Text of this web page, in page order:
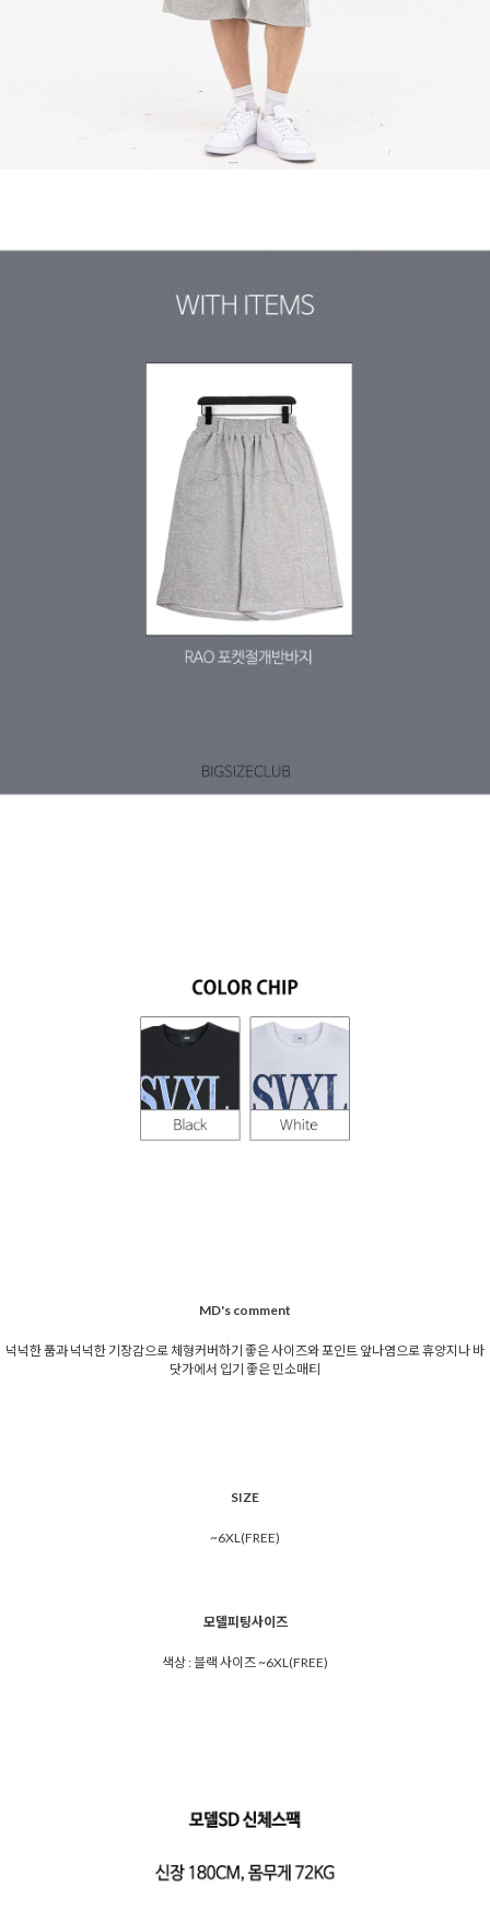
MD's comment
넉넉한 품과 넉넉한 기장감으로 체형커버하기 좋은 사이즈와 포인트 앞나염으로 휴양지나 바
닷가에서 입기 좋은 민소매티
SIZE
~6XL(FREE)
모델피팅사이즈
색상 : 블랙 사이즈 ~6XL(FREE)